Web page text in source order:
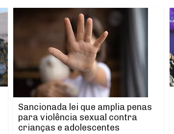
Sancionada lei que amplia penas
para violência sexual contra
crianças e adolescentes